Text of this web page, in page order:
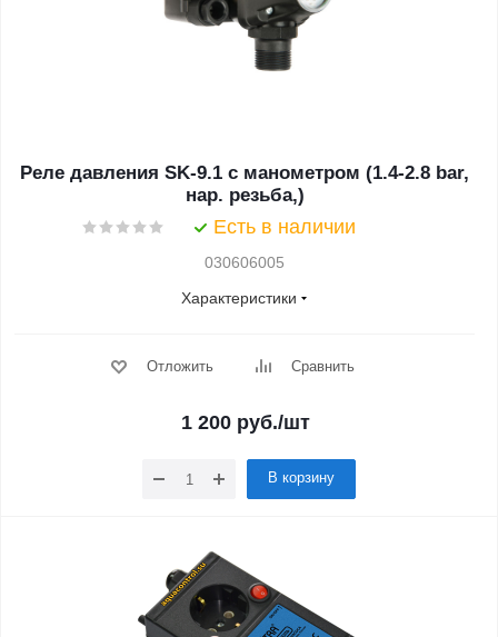
Реле давления SK-9.1 с манометром (1.4-2.8 bar,
нар. резьба,)
Есть в наличии
030606005
Характеристики
Отложить Сравнить
1 200руб./шт
В корзину